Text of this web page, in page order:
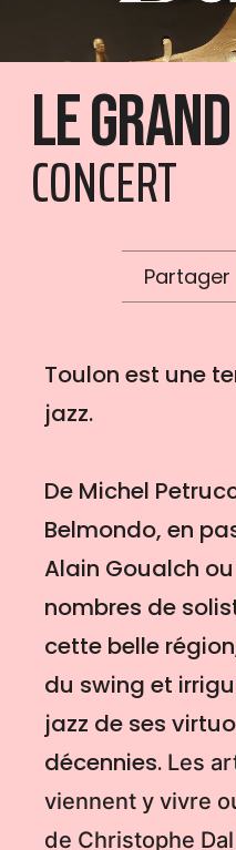
Le
CONCERT
Partager
Toulon est une
jazz.
De Michel
Belmondo, en
Alain Goualch
nombres de
cette belle
du swing et
jazz de ses
décennies. Les
viennent y vivre
de Christophe